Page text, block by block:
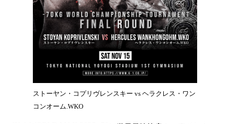
ストーヤン・コプリヴレンスキー vs ヘラクレス・ワン
コンオーム.WKO